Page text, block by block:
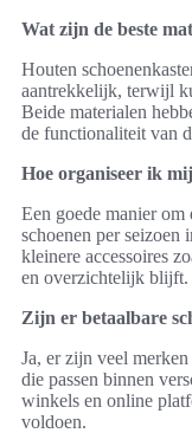
Wat zijn de beste
Houten
aantrekkelijk, terwijl
Beide materialen
de functionaliteit van
Hoe organiseer ik
Een goede manier om
schoenen per seizoen
kleinere accessoires
en overzichtelijk blijft.
Zijn er betaalbare
Ja, er zijn veel merken
die passen binnen
winkels en online
voldoen.